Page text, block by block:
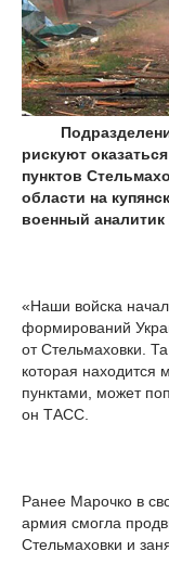
рискуют
пунктов
области на
военный
«Наши войска
формирований
от Стельмаховки. Та
которая
пунктами, может
он ТАСС.
Ранее Марочко в
армия смогла
Стельмаховки и